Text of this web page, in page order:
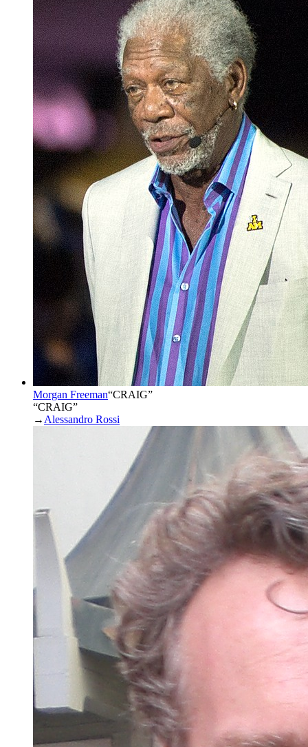
Morgan Freeman“CRAIG”
“CRAIG”
→ Alessandro Rossi